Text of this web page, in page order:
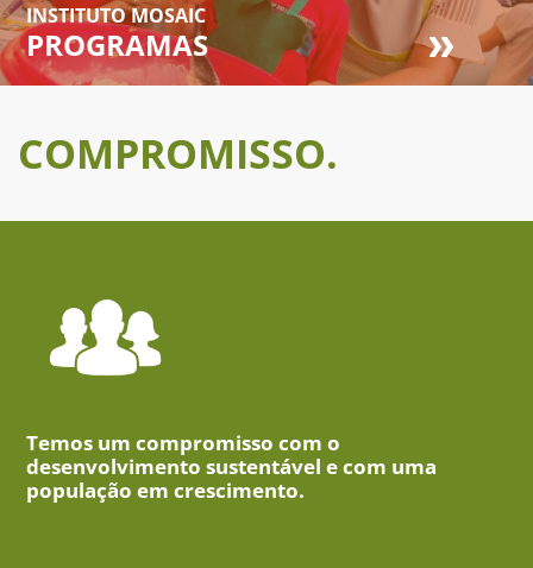
INSTITUTO MOSAIC
PROGRAMAS
COMPROMISSO.
Temos um compromisso com o
desenvolvimento sustentável e com uma
população em crescimento.